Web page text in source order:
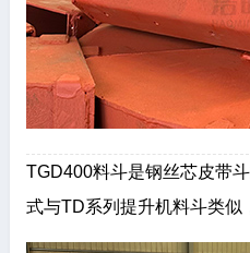
TGD400料斗是钢丝芯皮带
式与TD系列提升机料斗类似